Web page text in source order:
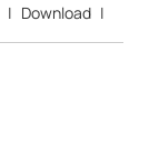
| Download |